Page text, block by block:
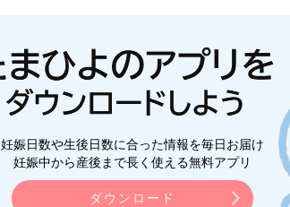
妊娠日数や生後日数に合った情報を毎日お届け
妊娠中から産後まで長く使える無料アプリ
ダウンロード